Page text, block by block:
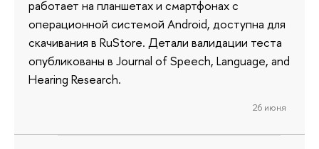
работает на планшетах и смартфонах с
операционной системой Android, доступна для
скачивания в RuStore. Детали валидации теста
опубликованы в Journal of Speech, Language, and
Hearing Research.
26 июня